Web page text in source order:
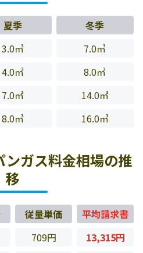
夏季
冬季
3.0㎥
7.0㎥
4.0㎥
8.0㎥
7.0㎥
14.0㎥
8.0㎥ 16.0㎥
ンガス料金相場の推
移
従量単価
平均請求書
709円
13,315円